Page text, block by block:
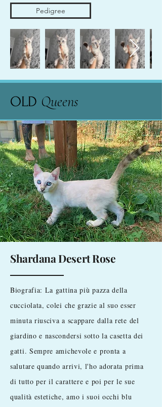
Pedigree
OLD Queens
Shardana Desert Rose
Biografia: La gattina più pazza della
cucciolata, colei che grazie al suo esser
minuta riusciva a scappare dalla rete del
giardino e nascondersi sotto la casetta dei
gatti. Sempre amichevole e pronta a
salutare quando arrivi, l'ho adorata prima
di tutto per il carattere e poi per le sue
qualità estetiche, amo i suoi occhi blu